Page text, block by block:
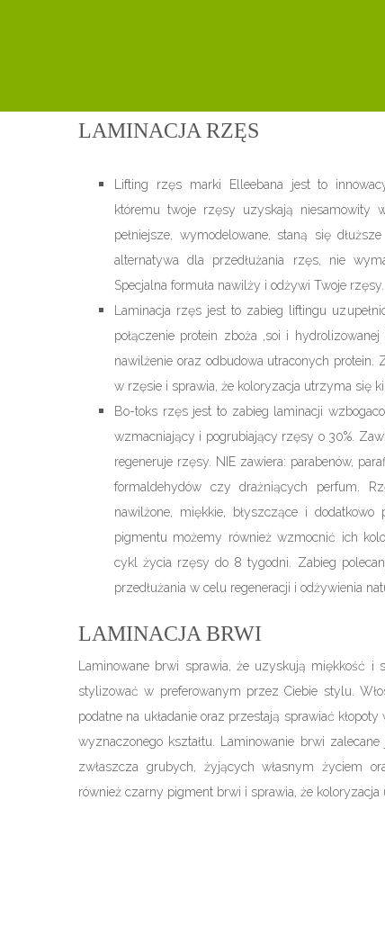
LAMINACJA RZĘS
Lifting rzęs marki Elleebana jest to
któremu twoje rzęsy uzyskają
pełniejsze, wymodelowane, staną się
alternatywa dla przedłużania rzęs, nie
Specjalna formuła nawilży i odżywi Twoje rzęsy.
Laminacja rzęs jest to zabieg liftingu
połączenie protein zboża ,soi i
nawilżenie oraz odbudowa utraconych
w rzęsie i sprawia, że koloryzacja utrzyma się
Bo-toks rzęs jest to zabieg laminacji
wzmacniający i pogrubiający rzęsy o 30%.
regeneruje rzęsy. NIE zawiera: parabenów,
formaldehydów czy drażniących perfum.
nawilżone, miękkie, błyszczące i dodatkowo
pigmentu możemy również wzmocnić ich
cykl życia rzęsy do 8 tygodni. Zabieg
przedłużania w celu regeneracji i odżywienia
LAMINACJA BRWI
Laminowane brwi sprawia, że uzyskują miękkość i
stylizować w preferowanym przez Ciebie stylu.
podatne na układanie oraz przestają sprawiać
wyznaczonego kształtu. Laminowanie brwi zalecane
zwłaszcza grubych, żyjących własnym życiem
również czarny pigment brwi i sprawia, że koloryzacja